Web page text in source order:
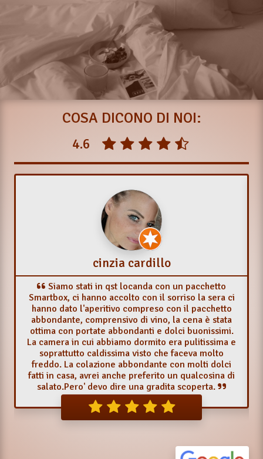
LE CAMERE
I nomi delle stanze richiamano i luoghi più
suggestivi della Riserva Naturale Monterano
(Bandita, Cavone, Diosilla e Monterano). Ogni
stanza ha un confortevole letto matrimoniale a
doghe, scrivanie e armadi in legno, bagno,
doccia, climatizzatore e collegamento Internet
wifi gratuito. Gli ospiti, se lo desiderano,
possono usufruire del servizio in camera e
rilassarsi o prendere il sole nel terrazzo-
solarium su cui le camere si affacciano.
COSA DICONO DI NOI:
4.6
cinzia cardillo
Siamo stati in qst locanda con un pacchetto
Smartbox, ci hanno accolto con il sorriso la sera ci
hanno dato l'aperitivo compreso con il pacchetto
abbondante, comprensivo di vino, la cena è stata
ottima con portate abbondanti e dolci buonissimi.
La camera in cui abbiamo dormito era pulitissima e
soprattutto caldissima visto che faceva molto
freddo. La colazione abbondante con molti dolci
fatti in casa, avrei anche preferito un qualcosina di
salato.Pero' devo dire una gradita scoperta.